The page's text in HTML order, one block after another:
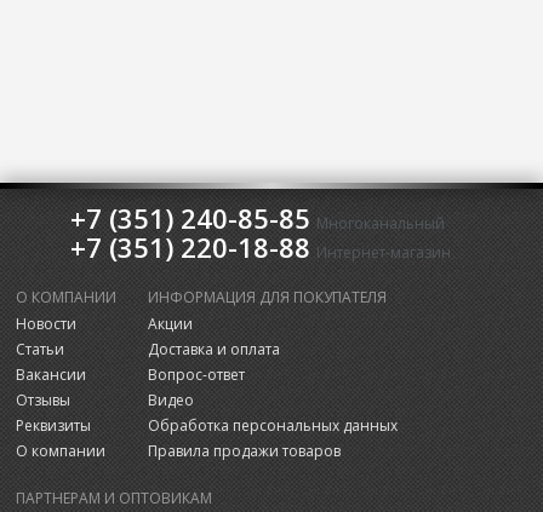
+7 (351) 240-85-85 Многоканальный
+7 (351) 220-18-88 Интернет-магазин
О КОМПАНИИ
Новости
Статьи
Вакансии
Отзывы
Реквизиты
О компании
ИНФОРМАЦИЯ ДЛЯ ПОКУПАТЕЛЯ
Акции
Доставка и оплата
Вопрос-ответ
Видео
Обработка персональных данных
Правила продажи товаров
ПАРТНЕРАМ И ОПТОВИКАМ